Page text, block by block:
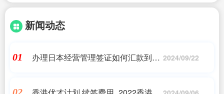
新闻动态
01
办理日本经营管理签证如何汇款到中 2024/09/22